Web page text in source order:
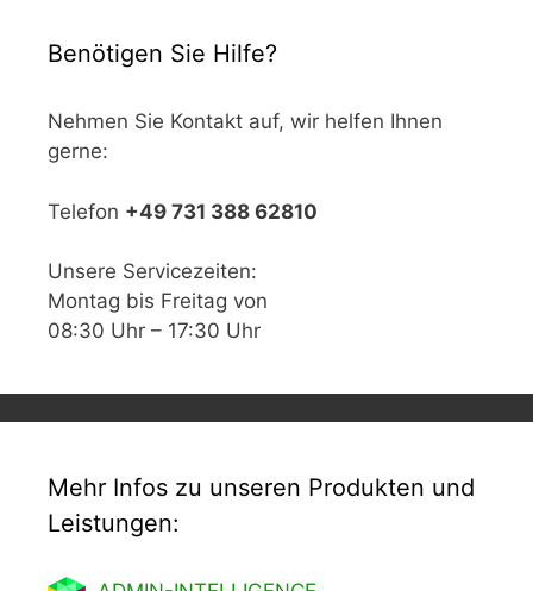
Benötigen Sie Hilfe?
Nehmen Sie Kontakt auf, wir helfen Ihnen
gerne:
Telefon +49 731 388 62810
Unsere Servicezeiten:
Montag bis Freitag von
08:30 Uhr – 17:30 Uhr
Mehr Infos zu unseren Produkten und
Leistungen: